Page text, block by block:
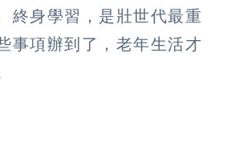
終身學習，是壯世代最重
事項辦到了，老年生活才